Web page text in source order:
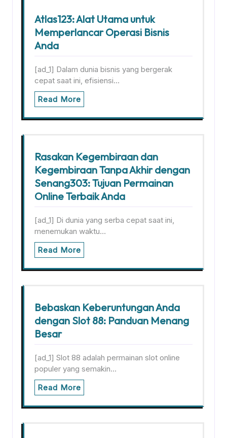
Atlas123: Alat Utama untuk
Memperlancar Operasi Bisnis
Anda
[ad_1] Dalam dunia bisnis yang bergerak
cepat saat ini, efisiensi…
Read More
Rasakan Kegembiraan dan
Kegembiraan Tanpa Akhir dengan
Senang303: Tujuan Permainan
Online Terbaik Anda
[ad_1] Di dunia yang serba cepat saat ini,
menemukan waktu…
Read More
Bebaskan Keberuntungan Anda
dengan Slot 88: Panduan Menang
Besar
[ad_1] Slot 88 adalah permainan slot online
populer yang semakin…
Read More